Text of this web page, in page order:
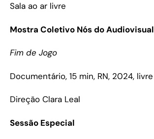
Sala ao ar livre
Mostra Coletivo Nós do Audiovisual
Fim de Jogo
Documentário, 15 min, RN, 2024, livre
Direção Clara Leal
Sessão Especial